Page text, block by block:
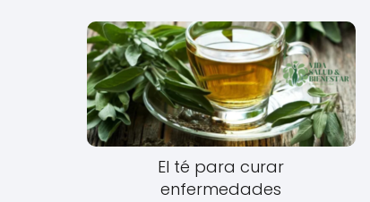
El té para curar
enfermedades